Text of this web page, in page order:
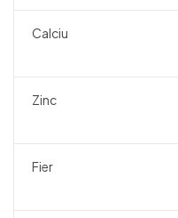
Calciu
Zinc
Fier